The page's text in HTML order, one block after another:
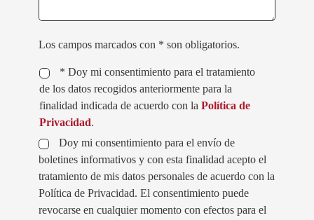
Los campos marcados con * son obligatorios.
* Doy mi consentimiento para el tratamiento
de los datos recogidos anteriormente para la
finalidad indicada de acuerdo con la Política de
Privacidad.
Doy mi consentimiento para el envío de
boletines informativos y con esta finalidad acepto el
tratamiento de mis datos personales de acuerdo con la
Política de Privacidad. El consentimiento puede
revocarse en cualquier momento con efectos para el